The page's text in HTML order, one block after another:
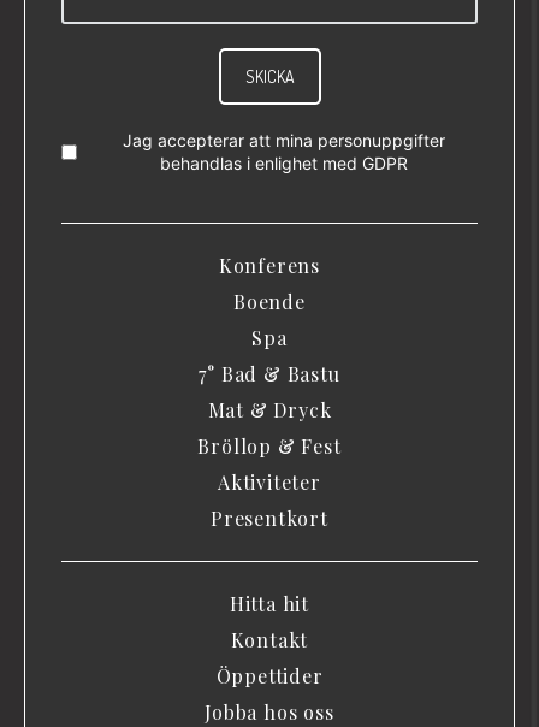
SKICKA
Jag accepterar att mina personuppgifter
behandlas i enlighet med GDPR
Konferens
Boende
Spa
7° Bad & Bastu
Mat & Dryck
Bröllop & Fest
Aktiviteter
Presentkort
Hitta hit
Kontakt
Öppettider
Jobba hos oss